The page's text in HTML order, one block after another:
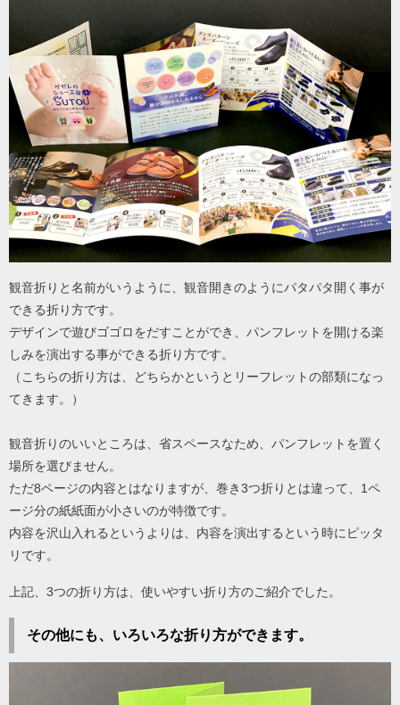
観音折りと名前がいうように、観音開きのようにパタパタ開く事が
できる折り方です。
デザインで遊びゴゴロをだすことができ、パンフレットを開ける楽
しみを演出する事ができる折り方です。
（こちらの折り方は、どちらかというとリーフレットの部類になっ
てきます。）
観音折りのいいところは、省スペースなため、パンフレットを置く
場所を選びません。
ただ8ページの内容とはなりますが、巻き3つ折りとは違って、1ペ
ージ分の紙紙面が小さいのが特徴です。
内容を沢山入れるというよりは、内容を演出するという時にピッタ
リです。
上記、3つの折り方は、使いやすい折り方のご紹介でした。
その他にも、いろいろな折り方ができます。